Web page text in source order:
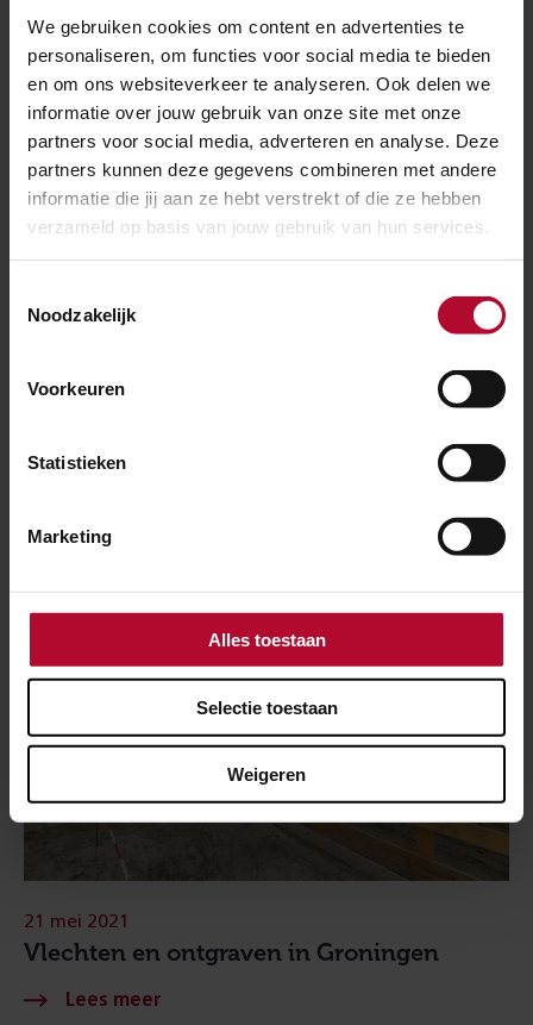
We gebruiken cookies om content en advertenties te
personaliseren, om functies voor social media te bieden
en om ons websiteverkeer te analyseren. Ook delen we
informatie over jouw gebruik van onze site met onze
partners voor social media, adverteren en analyse. Deze
partners kunnen deze gegevens combineren met andere
informatie die jij aan ze hebt verstrekt of die ze hebben
verzameld op basis van jouw gebruik van hun services.
Noodzakelijk
Voorkeuren
Statistieken
Marketing
Alles toestaan
Selectie toestaan
Weigeren
principe steeds hetzelfde, maar de omgeving is altijd
verschillend. Je hebt steeds met andere
opdrachtgevers en partijen te maken en dat maakt
het werk zo leuk. En er treden natuurlijk altijd
onverwachte dingen op, waarbij je snel moet
handelen. Dat maakt het ook uitdagend."
Meer over:
Werkzaamheden Groningen Spoorzone
De verhalen
Vlechten en ontgraven in Groningen
21 mei 2021